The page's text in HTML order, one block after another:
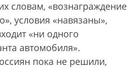
словам, «вознаграждение
условия «навязаны»,
«ни одного
автомобиля».
пока не решили,